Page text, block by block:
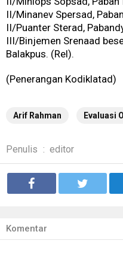
II/Minanev Spersad,
II/Puanter Sterad,
III/Binjemen Srenaad
Balakpus. (Rel).
(Penerangan Kodiklatad)
Arif Rahman Evaluasi
Penulis : editor
Komentar